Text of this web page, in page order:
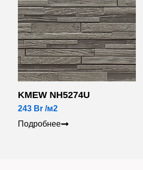
KMEW NH5274U
243 Br /м2
Подробнее